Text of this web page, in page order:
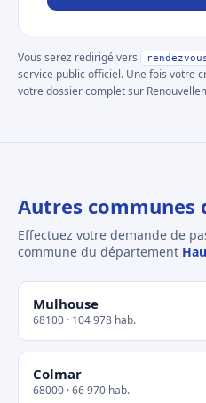
Vous serez redirigé vers
service public officiel. Une fois votre
votre dossier complet sur
Autres communes
Effectuez votre demande de
commune du département
Mulhouse
68100 · 104 978 hab.
Colmar
68000 · 66 970 hab.